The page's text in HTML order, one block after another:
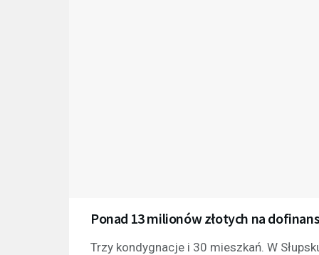
Ponad 13 milionów złotych na
Trzy kondygnacje i 30 mieszkań. W